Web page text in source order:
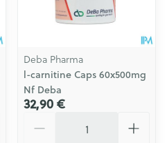
Deba Pharma
l-carnitine Caps 60x500mg
Nf Deba
32,90 €